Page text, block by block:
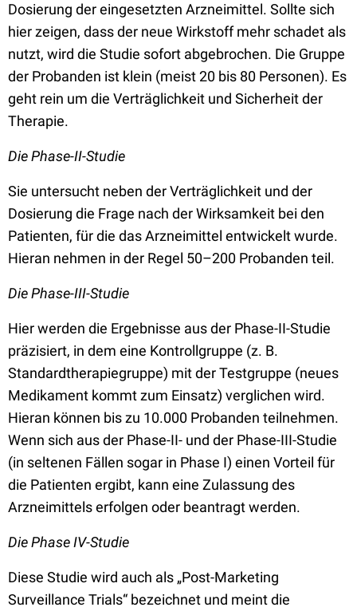
Dosierung der eingesetzten Arzneimittel. Sollte sich
hier zeigen, dass der neue Wirkstoff mehr schadet als
nutzt, wird die Studie sofort abgebrochen. Die Gruppe
der Probanden ist klein (meist 20 bis 80 Personen). Es
geht rein um die Verträglichkeit und Sicherheit der
Therapie.
Die Phase-II-Studie
Sie untersucht neben der Verträglichkeit und der
Dosierung die Frage nach der Wirksamkeit bei den
Patienten, für die das Arzneimittel entwickelt wurde.
Hieran nehmen in der Regel 50–200 Probanden teil.
Die Phase-III-Studie
Hier werden die Ergebnisse aus der Phase-II-Studie
präzisiert, in dem eine Kontrollgruppe (z. B.
Standardtherapiegruppe) mit der Testgruppe (neues
Medikament kommt zum Einsatz) verglichen wird.
Hieran können bis zu 10.000 Probanden teilnehmen.
Wenn sich aus der Phase-II- und der Phase-III-Studie
(in seltenen Fällen sogar in Phase I) einen Vorteil für
die Patienten ergibt, kann eine Zulassung des
Arzneimittels erfolgen oder beantragt werden.
Die Phase IV-Studie
Diese Studie wird auch als „Post-Marketing
Surveillance Trials“ bezeichnet und meint die